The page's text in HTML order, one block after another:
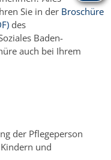
Sie in der Broschüre
des
Baden-
auch bei Ihrem
der Pflegeperson
und